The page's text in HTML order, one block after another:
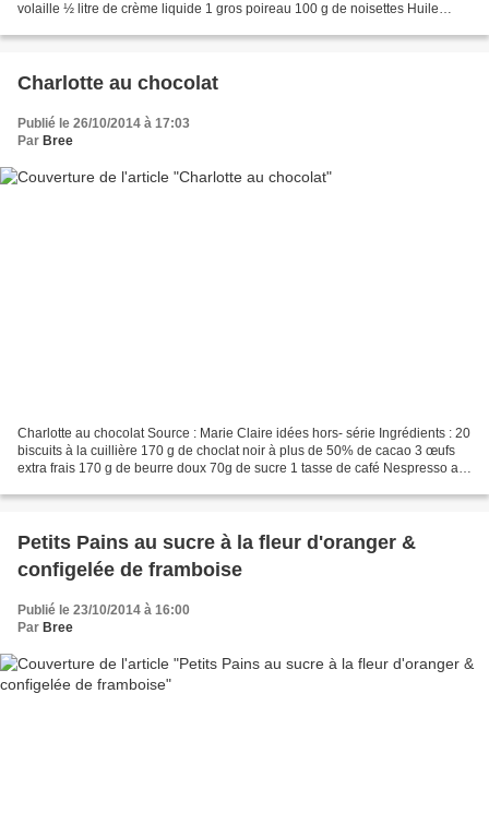
volaille ½ litre de crème liquide 1 gros poireau 100 g de noisettes Huile
Charlotte au chocolat
Publié le 26/10/2014 à 17:03
Par Bree
Charlotte au chocolat Source : Marie Claire idées hors- série Ingrédients : 20
biscuits à la cuillière 170 g de choclat noir à plus de 50% de cacao 3 œufs
extra frais 170 g de beurre doux 70g de sucre 1 tasse de café Nespresso au
Petits Pains au sucre à la fleur d'oranger &
configelée de framboise
Publié le 23/10/2014 à 16:00
Par Bree